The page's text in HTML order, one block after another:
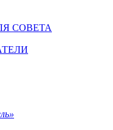
СОВЕТА